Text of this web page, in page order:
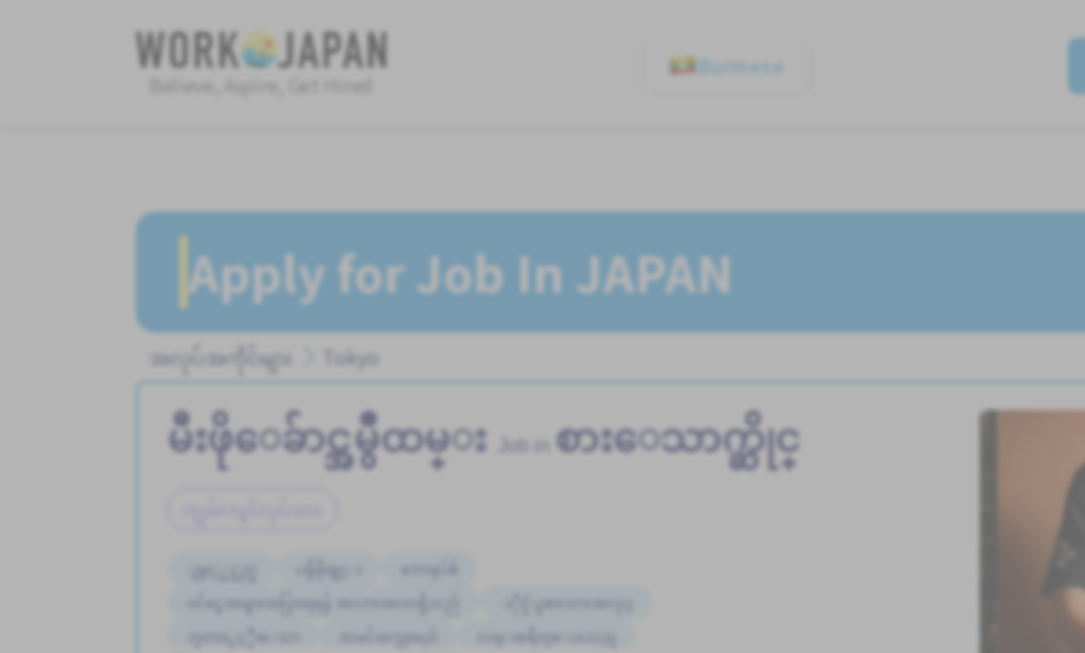
Believe, Aspire, Get Hired
Burmese
Apply for Job In JAPAN
အလုပ်အကိုင်များ Tokyo
မီးဖိုေခ်ာင္အမွဳထမ္း စားေသာက္ဆိုင္
ျမွင့္တင္သည္ ပရိုမိုးရွင္း
ဘောနပ်စ်
ဝင်ငွေအများအပြားရရန် အလားအလာရှိသည်
ႏိုင္ငံျခားသားအလုပ္
ဘူတာႏွင့္နီးေသာ
ထမင်းကျွေးမည်
လမ္းစရိတ္ေပးသည္